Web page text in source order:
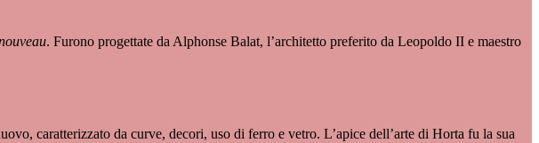
. Furono progettate da Alphonse Balat, l’architetto preferito da Leopoldo II e maestro
caratterizzato da curve, decori, uso di ferro e vetro. L’apice dell’arte di Horta fu la sua